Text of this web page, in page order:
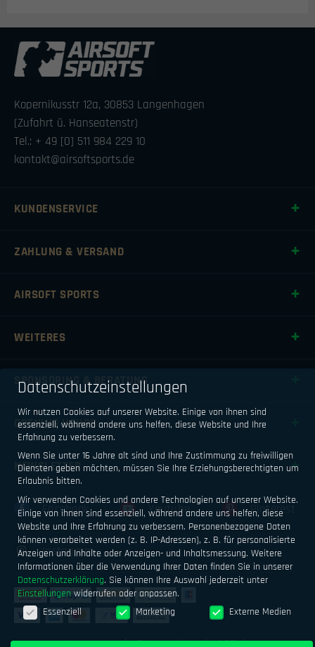
Kopernikusstr 12a, 30853 Langenhagen
(Zufahrt ü. Hanseatenstr)
Tel.: + 49 [0] 511 984 229 10
kontakt@airsoftsports.de
KUNDENSERVICE
ZAHLUNG & VERSAND
AIRSOFT SPORTS
WEITERES
SPONSORING & BERATUNG
OPENING HOURS
NEWSLETTER
Facebook Youtube Pinterest
Instagram
Datenschutzeinstellungen
Wir nutzen Cookies auf unserer Website. Einige von ihnen sind
essenziell, während andere uns helfen, diese Website und Ihre
Erfahrung zu verbessern.
Wenn Sie unter 16 Jahre alt sind und Ihre Zustimmung zu freiwilligen
Diensten geben möchten, müssen Sie Ihre Erziehungsberechtigten um
Erlaubnis bitten.
Wir verwenden Cookies und andere Technologien auf unserer Website.
Einige von ihnen sind essenziell, während andere uns helfen, diese
Website und Ihre Erfahrung zu verbessern. Personenbezogene Daten
können verarbeitet werden (z. B. IP-Adressen), z. B. für personalisierte
Anzeigen und Inhalte oder Anzeigen- und Inhaltsmessung. Weitere
Informationen über die Verwendung Ihrer Daten finden Sie in unserer
Datenschutzerklärung. Sie können Ihre Auswahl jederzeit unter
Einstellungen widerrufen oder anpassen.
Datenschutzeinstellungen
Essenziell Marketing Externe Medien